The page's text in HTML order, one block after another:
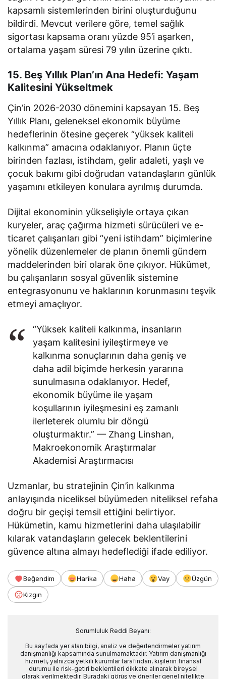
kapsamlı sistemlerinden birini oluşturduğunu
bildirdi. Mevcut verilere göre, temel sağlık
sigortası kapsama oranı yüzde 95’i aşarken,
ortalama yaşam süresi 79 yılın üzerine çıktı.
15. Beş Yıllık Plan’ın Ana Hedefi: Yaşam
Kalitesini Yükseltmek
Çin’in 2026-2030 dönemini kapsayan 15. Beş
Yıllık Planı, geleneksel ekonomik büyüme
hedeflerinin ötesine geçerek “yüksek kaliteli
kalkınma” amacına odaklanıyor. Planın üçte
birinden fazlası, istihdam, gelir adaleti, yaşlı ve
çocuk bakımı gibi doğrudan vatandaşların günlük
yaşamını etkileyen konulara ayrılmış durumda.
Dijital ekonominin yükselişiyle ortaya çıkan
kuryeler, araç çağırma hizmeti sürücüleri ve e-
ticaret çalışanları gibi “yeni istihdam” biçimlerine
yönelik düzenlemeler de planın önemli gündem
maddelerinden biri olarak öne çıkıyor. Hükümet,
bu çalışanların sosyal güvenlik sistemine
entegrasyonunu ve haklarının korunmasını teşvik
etmeyi amaçlıyor.
“Yüksek kaliteli kalkınma, insanların
yaşam kalitesini iyileştirmeye ve
kalkınma sonuçlarının daha geniş ve
daha adil biçimde herkesin yararına
sunulmasına odaklanıyor. Hedef,
ekonomik büyüme ile yaşam
koşullarının iyileşmesini eş zamanlı
ilerleterek olumlu bir döngü
oluşturmaktır.” — Zhang Linshan,
Makroekonomik Araştırmalar
Akademisi Araştırmacısı
Uzmanlar, bu stratejinin Çin’in kalkınma
anlayışında niceliksel büyümeden niteliksel refaha
doğru bir geçişi temsil ettiğini belirtiyor.
Hükümetin, kamu hizmetlerini daha ulaşılabilir
kılarak vatandaşların gelecek beklentilerini
güvence altına almayı hedeflediği ifade ediliyor.
Beğendim Harika Haha Vay
Üzgün
Kızgın
Sorumluluk Reddi Beyanı:
Bu sayfada yer alan bilgi, analiz ve değerlendirmeler yatırım
danışmanlığı kapsamında sunulmamaktadır. Yatırım danışmanlığı
hizmeti, yalnızca yetkili kurumlar tarafından, kişilerin finansal
durumu ile risk-getiri beklentileri dikkate alınarak bireysel
olarak verilmektedir. Buradaki görüş ve öneriler genel nitelikte